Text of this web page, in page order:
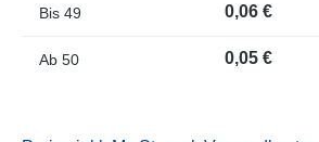
Bis 49 0,06 €
Ab 50 0,05 €